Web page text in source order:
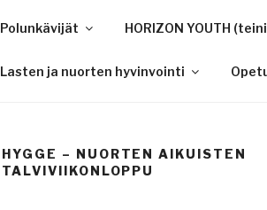
Polunkävijät HORIZON YOUTH
Lasten ja nuorten hyvinvointi
HYGGE – NUORTEN AIKUISTEN
TALVIVIIKONLOPPU